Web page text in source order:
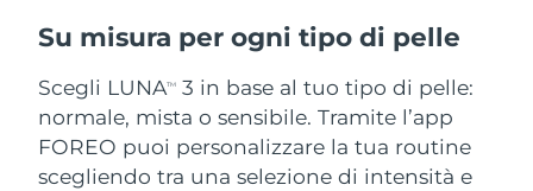
Su misura per ogni tipo di pelle
Scegli LUNATM
3 in base al tuo tipo di pelle:
normale, mista o sensibile. Tramite l’app
FOREO puoi personalizzare la tua routine
scegliendo tra una selezione di intensità e